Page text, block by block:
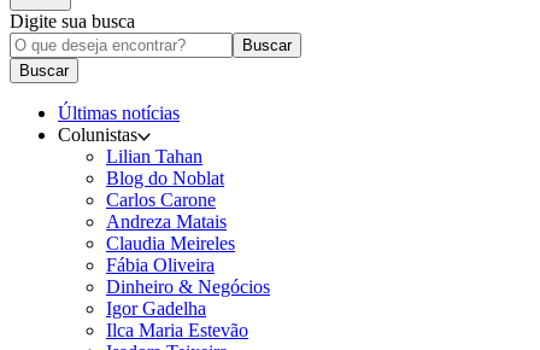
Digite sua busca
Buscar
Buscar
Últimas notícias
Colunistas
Lilian Tahan
Blog do Noblat
Carlos Carone
Andreza Matais
Claudia Meireles
Fábia Oliveira
Dinheiro & Negócios
Igor Gadelha
Ilca Maria Estevão